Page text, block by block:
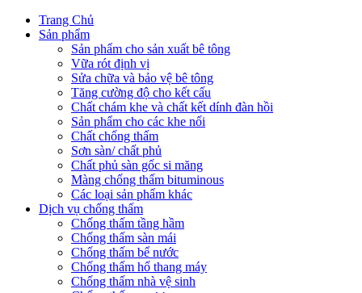
Trang Chủ
Sản phẩm
Sản phẩm cho sản xuất bê tông
Vữa rót định vị
Sửa chữa và bảo vệ bê tông
Tăng cường độ cho kết cấu
Chất chám khe và chất kết dính đàn hồi
Sản phẩm cho các khe nối
Chất chống thấm
Sơn sàn/ chất phủ
Chất phủ sàn gốc si măng
Màng chống thấm bituminous
Các loại sản phẩm khác
Dịch vụ chống thấm
Chống thấm tầng hầm
Chống thấm sàn mái
Chống thấm bể nước
Chống thấm hố thang máy
Chống thấm nhà vệ sinh